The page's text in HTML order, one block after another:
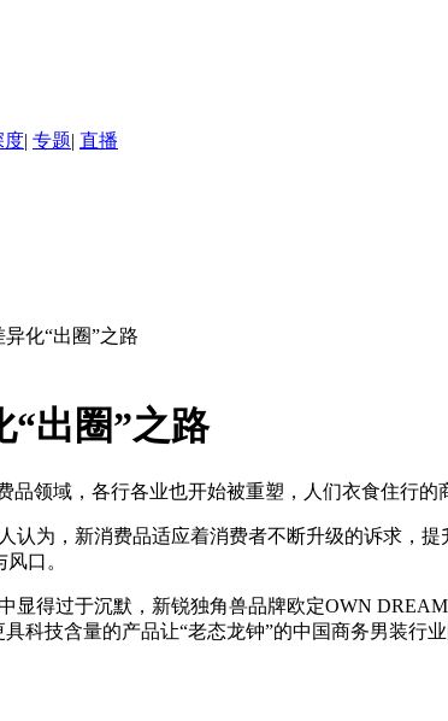
度| 专题| 直播
化“出圈”之路
“出圈”之路
领域，各行各业也开始被重塑，人们衣食住行的
为，新消费品适应着消费者不断升级的诉求，
口。
得过于沉默，新锐独角兽品牌欧定OWN
科技含量的产品让“老态龙钟”的中国商务男装行